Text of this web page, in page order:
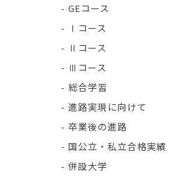
- GEコース
- Ⅰコース
- Ⅱコース
- Ⅲコース
- 総合学習
- 進路実現に向けて
- 卒業後の進路
- 国公立・私立合格実績
- 併設大学